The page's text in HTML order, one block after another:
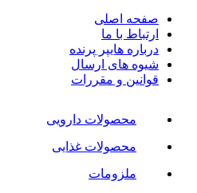
صفحه اصلی
ارتباط با ما
درباره هایپر پرنده
شیوه های ارسال
قوانین و مقررات
محصولات دارویی
محصولات غذایی
ملزومات